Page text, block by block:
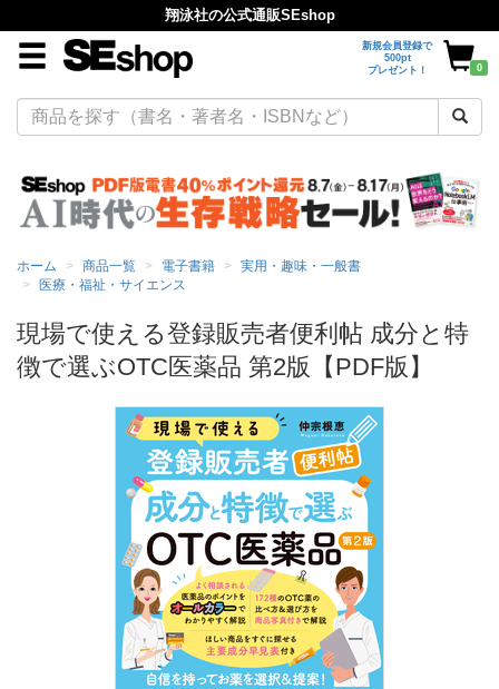
翔泳社の公式通販SEshop
新規会員登録で
500pt
プレゼント！
0
ホーム 商品一覧 電子書籍
実用・趣味・一般書
医療・福祉・サイエンス
現場で使える登録販売者便利帖 成分と特
徴で選ぶOTC医薬品 第2版【PDF版】